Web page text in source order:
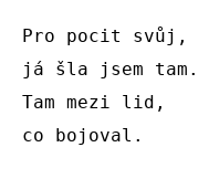
Pro pocit svůj,
já šla jsem tam.
Tam mezi lid,
co bojoval.